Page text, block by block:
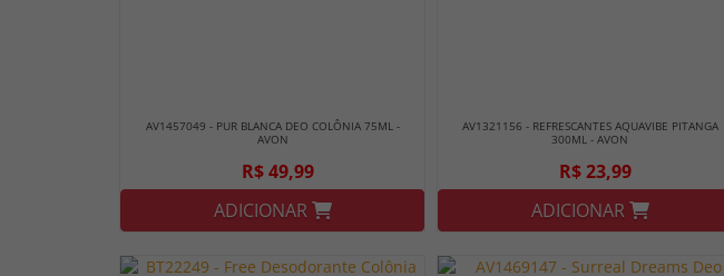
AV1457049 - PUR BLANCA DEO COLÔNIA 75ML -
AVON
R$ 49,99
ADICIONAR
AV1321156 - REFRESCANTES AQUAVIBE PITANGA
300ML - AVON
R$ 23,99
ADICIONAR